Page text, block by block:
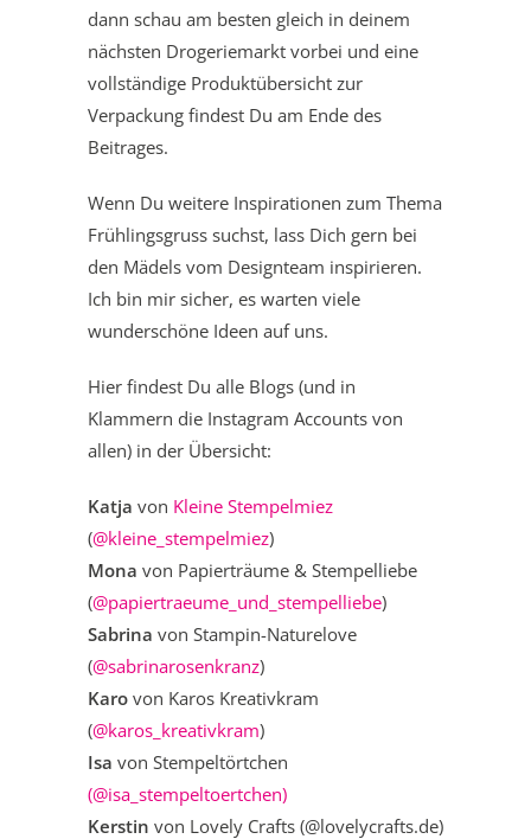
dann schau am besten gleich in deinem
nächsten Drogeriemarkt vorbei und eine
vollständige Produktübersicht zur
Verpackung findest Du am Ende des
Beitrages.
Wenn Du weitere Inspirationen zum Thema
Frühlingsgruss suchst, lass Dich gern bei
den Mädels vom Designteam inspirieren.
Ich bin mir sicher, es warten viele
wunderschöne Ideen auf uns.
Hier findest Du alle Blogs (und in
Klammern die Instagram Accounts von
allen) in der Übersicht:
Katja von Kleine Stempelmiez
(@kleine_stempelmiez)
Mona von Papierträume & Stempelliebe
(@papiertraeume_und_stempelliebe)
Sabrina von Stampin-Naturelove
(@sabrinarosenkranz)
Karo von Karos Kreativkram
(@karos_kreativkram)
Isa von Stempeltörtchen
(@isa_stempeltoertchen)
Kerstin von Lovely Crafts (@lovelycrafts.de)